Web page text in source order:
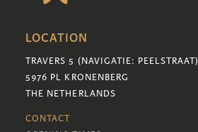
LOCATION
TRAVERS 5 (NAVIGATIE: PEELSTRAAT)
5976 PL KRONENBERG
THE NETHERLANDS
CONTACT